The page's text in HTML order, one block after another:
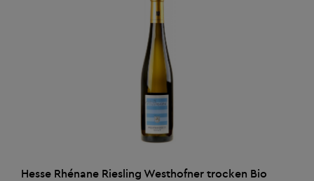
AJOUTER AU PANIER
Hesse Rhénane Riesling Westhofner trocken Bio